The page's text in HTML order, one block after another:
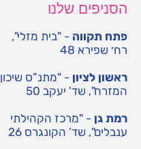
הסניפים שלנו
פתח תקווה - "בית מזלי",
רח׳ שפירא 48
ראשון לציון - "מתנ”ס שיכון
המזרח", שד' יעקב 50
רמת גן - "מרכז הקהילתי
ענבלים", שד’ הקונגרס 26